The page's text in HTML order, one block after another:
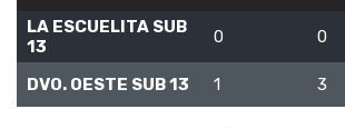
LA ESCUELITA SUB
13
0 0
DVO. OESTE SUB 13 1 3